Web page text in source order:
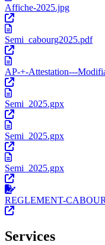
Affiche-2025.jpg
Semi_cabourg2025.pdf
AP-+-Attestation---
Semi_2025.gpx
Semi_2025.gpx
Semi_2025.gpx
REGLEMENT-
Services